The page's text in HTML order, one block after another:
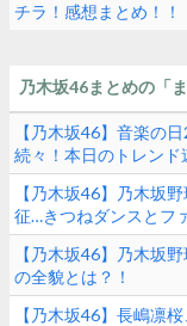
チラ！感想まとめ！！
乃木坂46まとめの「ま
【乃木坂46】音楽の
続々！本日のトレンド
【乃木坂46】乃木坂
征…きつねダンスとフ
【乃木坂46】乃木坂
の全貌とは？！
【乃木坂46】長嶋凛